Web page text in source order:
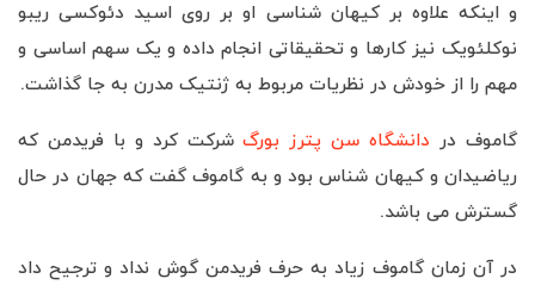
و اینکه علاوه بر کیهان شناسی او بر روی اسید دئوکسی ریبو
نوکلئویک نیز کارها و تحقیقاتی انجام داده و یک سهم اساسی و
مهم را از خودش در نظریات مربوط به ژنتیک مدرن به جا گذاشت.
گاموف در دانشگاه سن پترز بورگشرکت کرد و با فریدمن که
ریاضیدان و کیهان شناس بود و به گاموف گفت که جهان در حال
گسترش می باشد.
در آن زمان گاموف زیاد به حرف فریدمن گوش نداد و ترجیح داد